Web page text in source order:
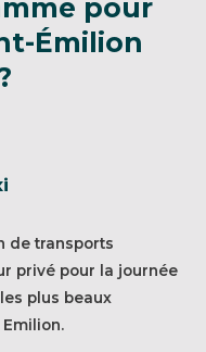
pour
Émilion
de transports
privé pour la journée
plus beaux